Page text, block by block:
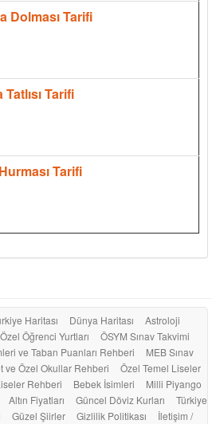
Dolması Tarifi
Tarifi
Tarifi
Haritası Dünya Haritası
Astroloji
Özel Öğrenci Yurtları
ÖSYM Sınav Takvimi
ve Taban Puanları Rehberi
MEB Sınav
ve Özel Okullar Rehberi
Özel Temel Liseler
Rehberi
Bebek İsimleri
Milli Piyango
Altın Fiyatları Güncel Döviz Kurları
Türkiye
Güzel Şiirler Gizlilik Politikası İletişim /